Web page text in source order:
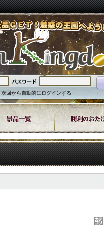
次回から自動的にログインする